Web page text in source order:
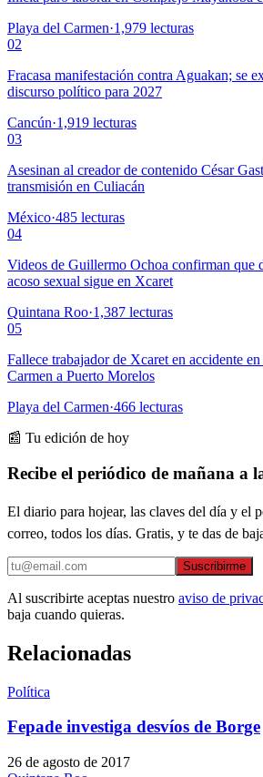
Playa del Carmen·1,979 lecturas
02
Fracasa manifestación contra Aguakan; se
discurso político para 2027
Cancún·1,919 lecturas
03
Asesinan al creador de contenido César
transmisión en Culiacán
México·485 lecturas
04
Videos de Guillermo Ochoa confirman que
acoso sexual sigue en Xcaret
Quintana Roo·1,387 lecturas
05
Fallece trabajador de Xcaret en accidente
Carmen a Puerto Morelos
Playa del Carmen·466 lecturas
📰 Tu edición de hoy
Recibe el periódico de mañana a
El diario para hojear, las claves del día y el
correo, todos los días. Gratis, y te das de
Suscribirme
Al suscribirte aceptas nuestro aviso de
baja cuando quieras.
Relacionadas
Política
Fepade investiga desvíos de Borge
26 de agosto de 2017